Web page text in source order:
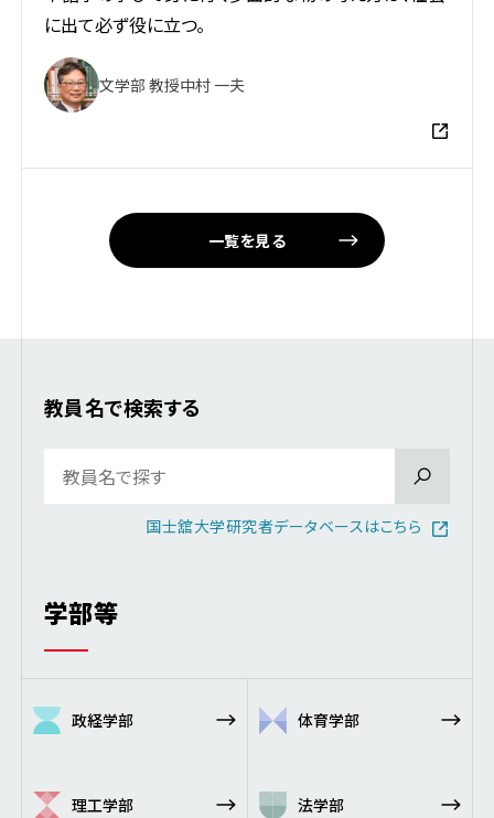
に出て必ず役に立つ。
文学部 教授中村 一夫
一覧を見る
教員名で検索する
国士舘大学研究者データベースはこちら
学部等
政経学部 体育学部
理工学部 法学部